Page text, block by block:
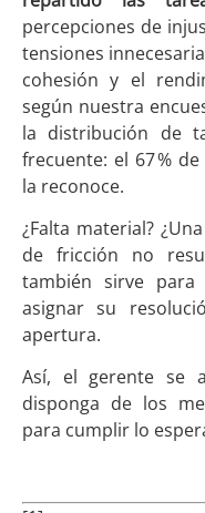
percepciones de
tensiones
cohesión y el
según nuestra
la distribución de
frecuente: el 67 %
la reconoce.
¿Falta material?
de fricción no
también sirve para
asignar su
apertura.
Así, el gerente se
disponga de los
para cumplir lo